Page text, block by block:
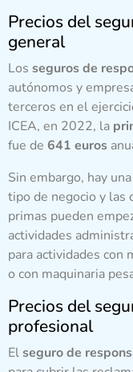
Precios del
general
Los seguros de
autónomos y
terceros en el
ICEA, en 2022, la
fue de 641 euros
Sin embargo, hay
tipo de negocio y las
primas pueden
actividades
para actividades con
o con maquinaria
Precios del
profesional
Elseguro de